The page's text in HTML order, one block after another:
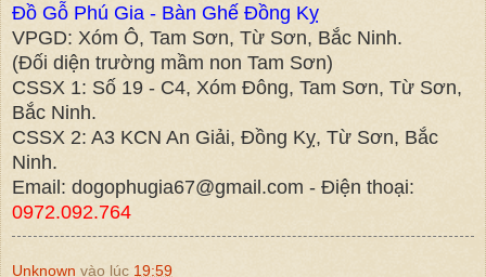
Đồ Gỗ Phú Gia - Bàn Ghế Đồng Kỵ
VPGD: Xóm Ô, Tam Sơn, Từ Sơn, Bắc Ninh.
(Đối diện trường mầm non Tam Sơn)
CSSX 1: Số 19 - C4, Xóm Đông, Tam Sơn, Từ Sơn,
Bắc Ninh.
CSSX 2: A3 KCN An Giải, Đồng Kỵ, Từ Sơn, Bắc
Ninh.
Email: dogophugia67@gmail.com - Điện thoại:
0972.092.764
Unknown vào lúc 19:59